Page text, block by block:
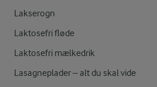
Lakserogn
Laktosefri fløde
Laktosefri mælkedrik
Lasagneplader – alt du skal vide